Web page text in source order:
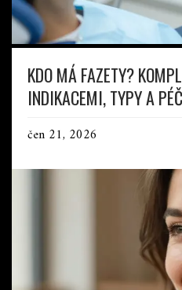
KDO MÁ FAZETY?
INDIKACEMI, TYPY A
čen 21, 2026